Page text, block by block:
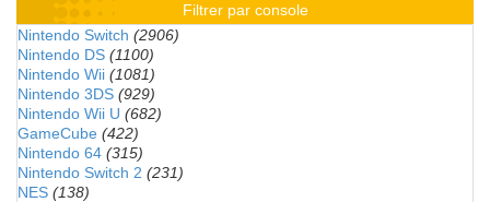
Filtrer par console
Nintendo Switch (2906)
Nintendo DS (1100)
Nintendo Wii (1081)
Nintendo 3DS (929)
Nintendo Wii U (682)
GameCube (422)
Nintendo 64 (315)
Nintendo Switch 2 (231)
NES (138)